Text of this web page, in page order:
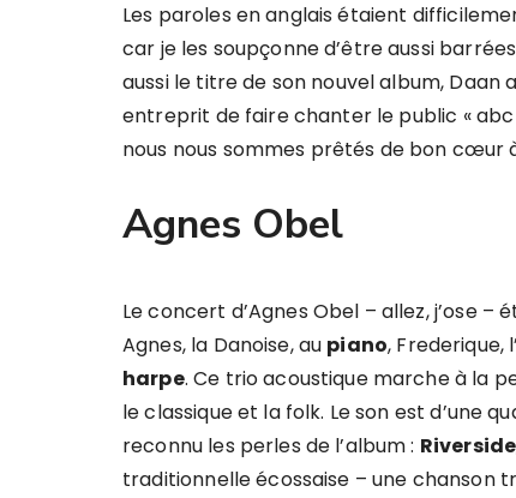
Les paroles en anglais étaient
car je les soupçonne d’être aussi
aussi le titre de son nouvel album,
entreprit de faire chanter le public « abc
nous nous sommes prêtés de bon cœur
Agnes Obel
Le concert d’Agnes Obel – allez, j’ose
Agnes, la Danoise, au piano, Frederique,
harpe. Ce trio acoustique marche à la
le classique et la folk. Le son est d’une
reconnu les perles de l’album : Riverside
traditionnelle écossaise – une chanson